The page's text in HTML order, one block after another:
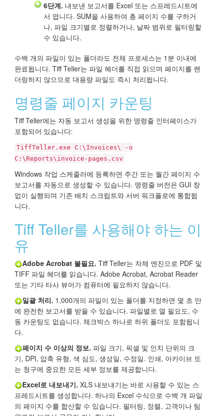
6단계. 내보낸 보고서를 Excel 또는 스프레드시트에
서 엽니다. SUM을 사용하여 총 페이지 수를 구하거
나, 파일 크기별로 정렬하거나, 날짜 범위로 필터링할
수 있습니다.
수백 개의 파일이 있는 폴더라도 전체 프로세스는 1분 이내에
완료됩니다. Tiff Teller는 파일 헤더를 직접 읽으며 페이지를 렌
더링하지 않으므로 대용량 파일도 즉시 처리됩니다.
명령줄 페이지 카운팅
Tiff Teller에는 자동 보고서 생성을 위한 명령줄 인터페이스가
포함되어 있습니다:
TiffTeller.exe C:\Invoices\ -o
C:\Reports\invoice-pages.csv
Windows 작업 스케줄러에 등록하면 주간 또는 월간 페이지 수
보고서를 자동으로 생성할 수 있습니다. 명령줄 버전은 GUI 창
없이 실행되며 기존 배치 스크립트와 서버 워크플로에 통합됩
니다.
Tiff Teller를 사용해야 하는 이
유
Adobe Acrobat 불필요. Tiff Teller는 자체 엔진으로 PDF 및
TIFF 파일 헤더를 읽습니다. Adobe Acrobat, Acrobat Reader
또는 기타 타사 뷰어가 컴퓨터에 필요하지 않습니다.
일괄 처리. 1,000개의 파일이 있는 폴더를 지정하면 몇 초 만
에 완전한 보고서를 받을 수 있습니다. 파일별로 열 필요도, 수
동 카운팅도 없습니다. 체크박스 하나로 하위 폴더도 포함됩니
다.
페이지 수 이상의 정보. 파일 크기, 픽셀 및 인치 단위의 크
기, DPI, 압축 유형, 색 심도, 생성일, 수정일. 인쇄, 아카이브 또
는 청구에 중요한 모든 세부 정보를 제공합니다.
Excel로 내보내기. XLS 내보내기는 바로 사용할 수 있는 스
프레드시트를 생성합니다. 하나의 Excel 수식으로 수백 개 파일
의 페이지 수를 합산할 수 있습니다. 필터링, 정렬, 고객이나 팀